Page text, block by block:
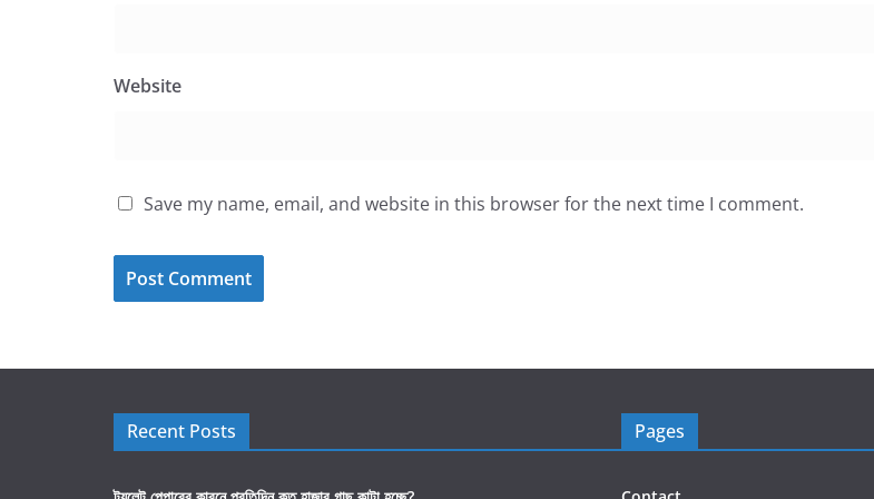
Website
Save my name, email, and website in this browser for the next time I comment.
Recent Posts Pages